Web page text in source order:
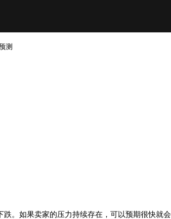
测
。如果卖家的压力持续存在，可以预期很快就会